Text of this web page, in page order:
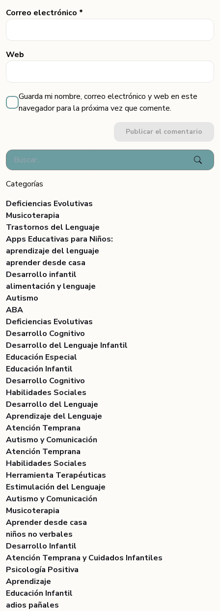
Correo electrónico *
Web
Guarda mi nombre, correo electrónico y web en este
navegador para la próxima vez que comente.
Publicar el comentario
Categorías
Deficiencias Evolutivas
Musicoterapia
Trastornos del Lenguaje
Apps Educativas para Niños:
aprendizaje del lenguaje
aprender desde casa
Desarrollo infantil
alimentación y lenguaje
Autismo
ABA
Deficiencias Evolutivas
Desarrollo Cognitivo
Desarrollo del Lenguaje Infantil
Educación Especial
Educación Infantil
Desarrollo Cognitivo
Habilidades Sociales
Desarrollo del Lenguaje
Aprendizaje del Lenguaje
Atención Temprana
Autismo y Comunicación
Atención Temprana
Habilidades Sociales
Herramienta Terapéuticas
Estimulación del Lenguaje
Autismo y Comunicación
Musicoterapia
Aprender desde casa
niños no verbales
Desarrollo Infantil
Atención Temprana y Cuidados Infantiles
Psicología Positiva
Aprendizaje
Educación Infantil
adios pañales